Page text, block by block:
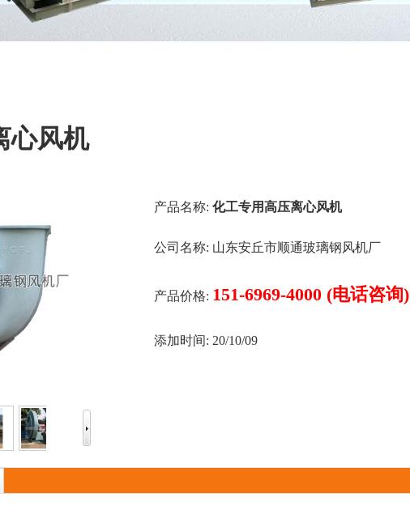
心风机
产品名称: 化工专用高压离心风机
公司名称: 山东安丘市顺通玻璃钢风机厂
产品价格: 151-6969-4000 (电话咨询)
添加时间: 20/10/09